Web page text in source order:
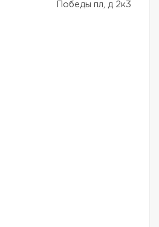
Победы пл, д 2к3